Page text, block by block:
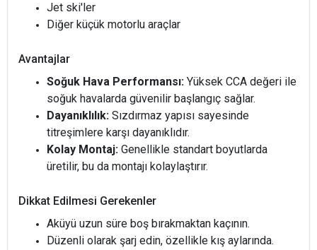
Jet ski'ler
Diğer küçük motorlu araçlar
Avantajlar
Soğuk Hava Performansı: Yüksek CCA değeri ile
soğuk havalarda güvenilir başlangıç sağlar.
Dayanıklılık: Sızdırmaz yapısı sayesinde
titreşimlere karşı dayanıklıdır.
Kolay Montaj: Genellikle standart boyutlarda
üretilir, bu da montajı kolaylaştırır.
Dikkat Edilmesi Gerekenler
Aküyü uzun süre boş bırakmaktan kaçının.
Düzenli olarak şarj edin, özellikle kış aylarında.